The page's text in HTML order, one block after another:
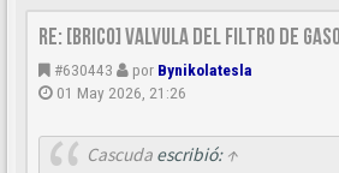
Re: [BRICO] Valvula del filtro de
#630443 por Bynikolatesla
01 May 2026, 21:26
Cascudaescribió: ↑